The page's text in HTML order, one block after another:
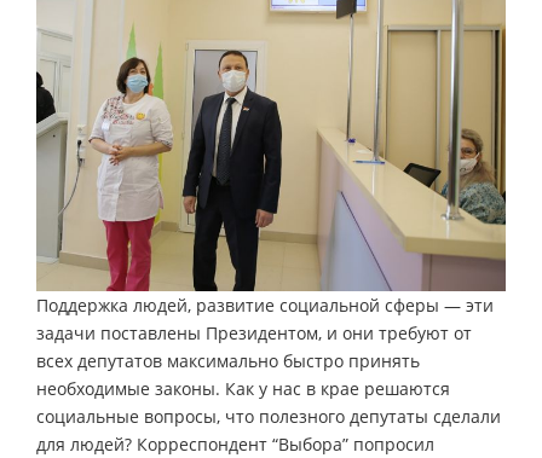
Поддержка людей, развитие социальной сферы — эти
задачи поставлены Президентом, и они требуют от
всех депутатов максимально быстро принять
необходимые законы. Как у нас в крае решаются
социальные вопросы, что полезного депутаты сделали
для людей? Корреспондент “Выбора” попросил